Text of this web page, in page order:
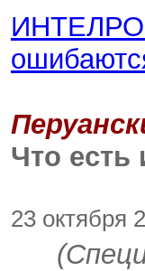
Что есть
23 октября